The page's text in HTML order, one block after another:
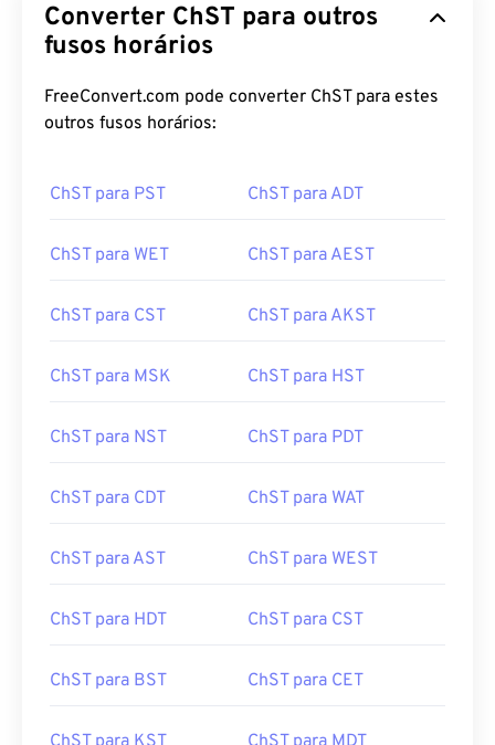
Converter ChST para outros
fusos horários
FreeConvert.com pode converter ChST para estes
outros fusos horários:
ChST para PST ChST para ADT
ChST para WET ChST para AEST
ChST para CST ChST para AKST
ChST para MSK ChST para HST
ChST para NST ChST para PDT
ChST para CDT ChST para WAT
ChST para AST ChST para WEST
ChST para HDT ChST para CST
ChST para BST ChST para CET